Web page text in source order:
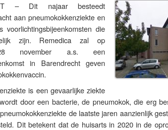
– Dit najaar besteedt
aan pneumokokkenziekte en
voorlichtingsbijeenkomsten die
zijn. Remedica zal op
november a.s. een
in Barendrecht geven
is een gevaarlijke ziekte
door een bacterie, de pneumokok, die erg
de laatste jaren aanzienlijk
Dit betekent dat de huisarts in 2020 in de